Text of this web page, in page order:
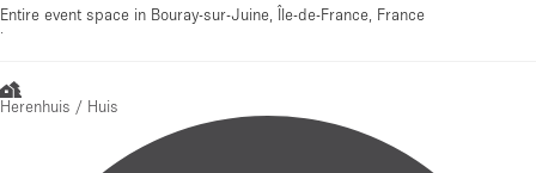
Entire event space in Bouray-sur-Juine, Île-de-France, France
·
Herenhuis / Huis